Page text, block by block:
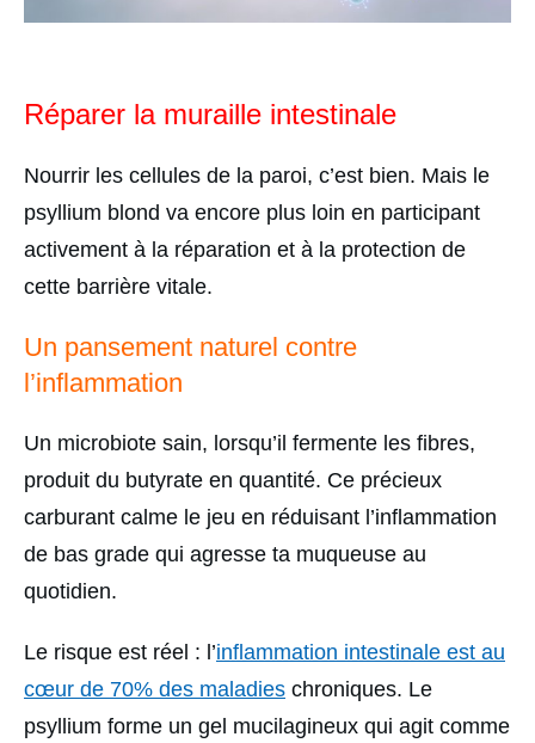
Réparer la muraille intestinale
Nourrir les cellules de la paroi, c’est bien. Mais le
psyllium blond va encore plus loin en participant
activement à la réparation et à la protection de
cette barrière vitale.
Un pansement naturel contre
l’inflammation
Un microbiote sain, lorsqu’il fermente les fibres,
produit du butyrate en quantité. Ce précieux
carburant calme le jeu en réduisant l’inflammation
de bas grade qui agresse ta muqueuse au
quotidien.
Le risque est réel : l’inflammation intestinale est au
cœur de 70% des maladies chroniques. Le
psyllium forme un gel mucilagineux qui agit comme